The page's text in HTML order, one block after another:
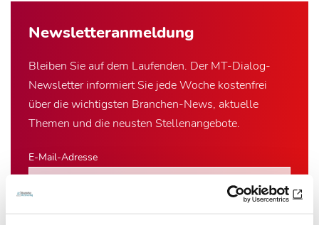
Newsletter­anmeldung
Bleiben Sie auf dem Laufenden. Der MT-Dialog-
Newsletter informiert Sie jede Woche kostenfrei
über die wichtigsten Branchen-News, aktuelle
Themen und die neusten Stellenangebote.
E-Mail-Adresse
Ich habe die Hinweise zumDatenschutzgelesen.*